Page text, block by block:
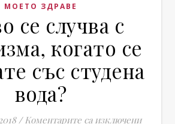
МОЕТО ЗДРАВЕ
се случва с
когато се
със студена
вода?
/ Коментарите са изключениза